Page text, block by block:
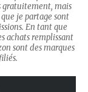
gratuitement, mais
je partage sont
En tant que
achats remplissant
sont des marques